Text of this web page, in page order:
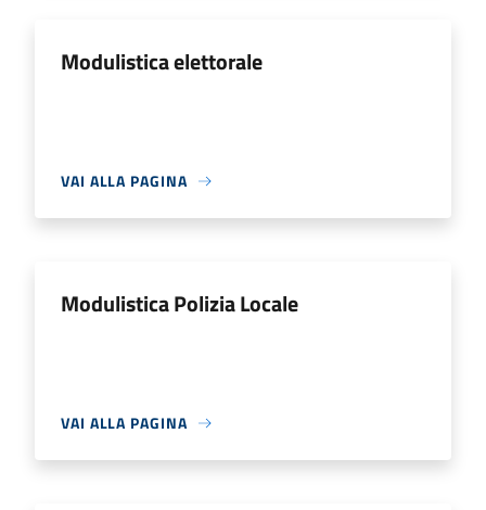
Modulistica elettorale
VAI ALLA PAGINA
Modulistica Polizia Locale
VAI ALLA PAGINA